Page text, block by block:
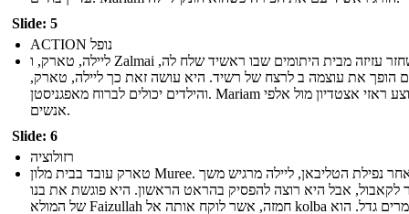
Slide: 5
ACTION נופל
ליילה, טארק, ו Zalmai לשחזר עזיזה מבית היתומים שבו ראשיד שלח לה,
הופך את עוצמה ב לרצח של רשיד. היא עושה זאת כך ליילה, טארק,
והילדים יכולים לברוח מאפגניסטן. Mariam מבוצע ראזי אצטדיון מול אלפי
אנשים.
Slide: 6
רזולוציה
טארק עובד בבית מלון Muree. לאחר נפילת הטליבאן, ליילה מרגיש משך
לקאבול, אבל היא רוצה להפסיק בהראט הראשון. היא פוגשת את בנו
של המולא Faizullah חמזה, אשר לוקח אותה אל kolba שבו מרים גדל. הוא